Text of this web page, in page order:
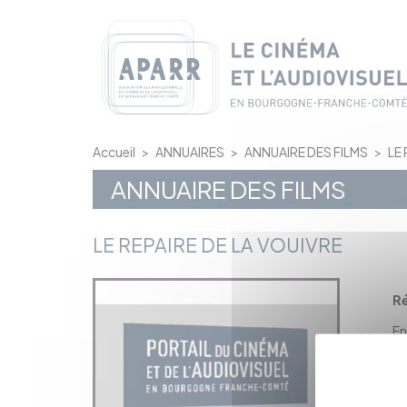
Accueil > ANNUAIRES > ANNUAIRE DES FILMS > LE
ANNUAIRE DES FILMS
LE REPAIRE DE LA VOUIVRE